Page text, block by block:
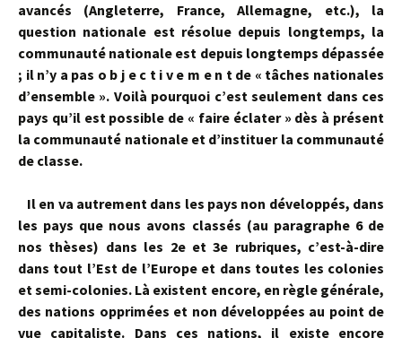
avancés (Angleterre, France, Allemagne, etc.), la
question nationale est résolue depuis longtemps, la
communauté nationale est depuis longtemps dépassée
; il n’y a pas o b j e c t i v e m e n t de « tâches nationales
d’ensemble ». Voilà pourquoi c’est seulement dans ces
pays qu’il est possible de « faire éclater » dès à présent
la communauté nationale et d’instituer la communauté
de classe.
Il en va autrement dans les pays non développés, dans
les pays que nous avons classés (au paragraphe 6 de
nos thèses) dans les 2e et 3e ru­briques, c’est-à-dire
dans tout l’Est de l’Europe et dans toutes les colonies
et semi-colonies. Là existent encore, en règle générale,
des nations op­primées et non développées au point de
vue capitaliste. Dans ces nations, il existe encore